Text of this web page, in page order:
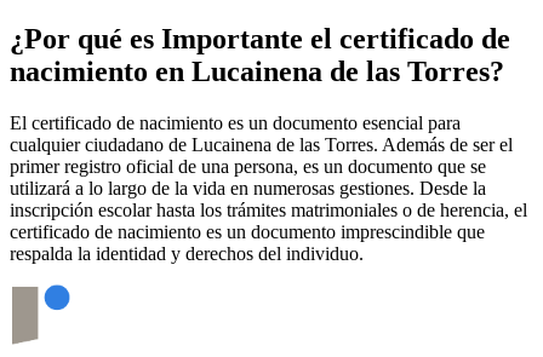
¿Por qué es Importante el certificado de
nacimiento en Lucainena de las Torres?
El certificado de nacimiento es un documento esencial para
cualquier ciudadano de Lucainena de las Torres. Además de ser el
primer registro oficial de una persona, es un documento que se
utilizará a lo largo de la vida en numerosas gestiones. Desde la
inscripción escolar hasta los trámites matrimoniales o de herencia, el
certificado de nacimiento es un documento imprescindible que
respalda la identidad y derechos del individuo.